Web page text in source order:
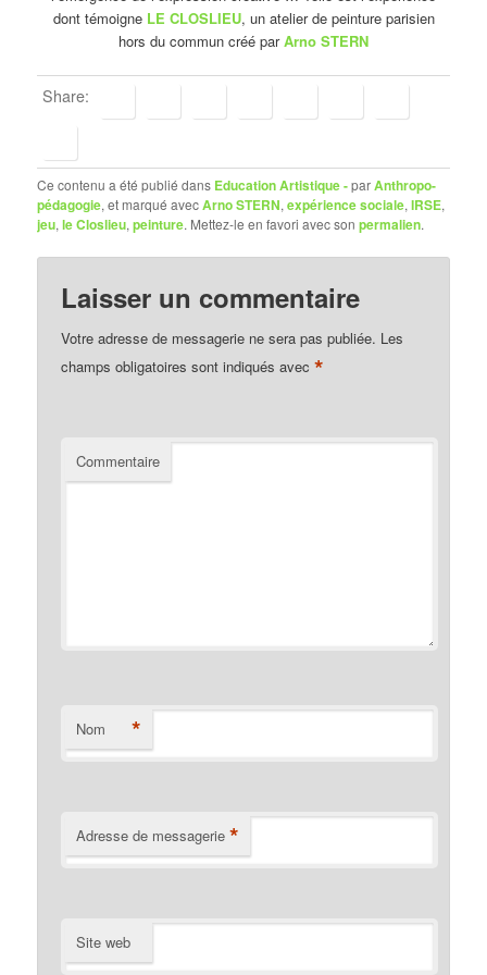
dont témoigne LE CLOSLIEU, un atelier de peinture parisien
hors du commun créé parArno STERN
Share:
Ce contenu a été publié dans Education Artistique -parAnthropo-
pédagogie, et marqué avecArno STERN,expérience sociale,IRSE,
jeu,le Closlieu,peinture. Mettez-le en favori avec sonpermalien.
Laisser un commentaire
Votre adresse de messagerie ne sera pas publiée. Les
champs obligatoires sont indiqués avec*
Commentaire
Nom *
Adresse de messagerie *
Site web